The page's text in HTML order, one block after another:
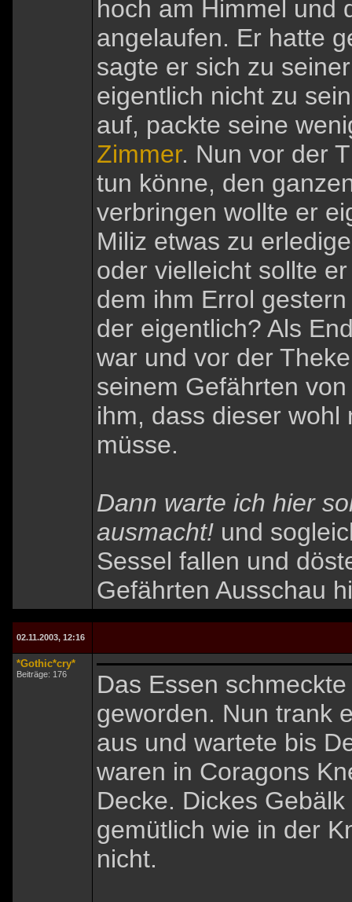
hoch am Himmel und
angelaufen. Er hatte
sagte er sich zu
eigentlich nicht zu
auf, packte seine
Zimmer. Nun vor der
tun könne, den
verbringen wollte er
Miliz etwas zu
oder vielleicht sollte
dem ihm Errol
der eigentlich? Als
war und vor der
seinem Gefährten
ihm, dass dieser
müsse.
Dann warte ich hier
ausmacht! und
Sessel fallen und
Gefährten Ausschau
02.11.2003, 12:16
*Gothic*cry*
Beiträge: 176
Das Essen
geworden. Nun trank
aus und wartete bis
waren in Coragons
Decke. Dickes
gemütlich wie in der
nicht.